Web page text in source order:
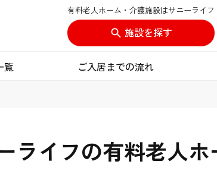
有料老人ホーム・介護施設はサニーライフ
施設を探す
覧 ご入居までの流れ
ライフの有料老人ホ